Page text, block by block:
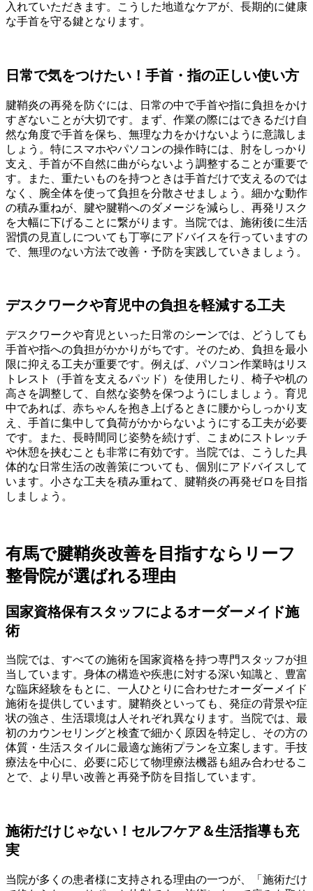
入れていただきます。こうした地道なケアが、長期的に健康
な手首を守る鍵となります。
日常で気をつけたい！手首・指の正しい使い方
腱鞘炎の再発を防ぐには、日常の中で手首や指に負担をかけ
すぎないことが大切です。まず、作業の際にはできるだけ自
然な角度で手首を保ち、無理な力をかけないように意識しま
しょう。特にスマホやパソコンの操作時には、肘をしっかり
支え、手首が不自然に曲がらないよう調整することが重要で
す。また、重たいものを持つときは手首だけで支えるのでは
なく、腕全体を使って負担を分散させましょう。細かな動作
の積み重ねが、腱や腱鞘へのダメージを減らし、再発リスク
を大幅に下げることに繋がります。当院では、施術後に生活
習慣の見直しについても丁寧にアドバイスを行っていますの
で、無理のない方法で改善・予防を実践していきましょう。
デスクワークや育児中の負担を軽減する工夫
デスクワークや育児といった日常のシーンでは、どうしても
手首や指への負担がかかりがちです。そのため、負担を最小
限に抑える工夫が重要です。例えば、パソコン作業時はリス
トレスト（手首を支えるパッド）を使用したり、椅子や机の
高さを調整して、自然な姿勢を保つようにしましょう。育児
中であれば、赤ちゃんを抱き上げるときに腰からしっかり支
え、手首に集中して負荷がかからないようにする工夫が必要
です。また、長時間同じ姿勢を続けず、こまめにストレッチ
や休憩を挟むことも非常に有効です。当院では、こうした具
体的な日常生活の改善策についても、個別にアドバイスして
います。小さな工夫を積み重ねて、腱鞘炎の再発ゼロを目指
しましょう。
有馬で腱鞘炎改善を目指すならリーフ
整骨院が選ばれる理由
国家資格保有スタッフによるオーダーメイド施
術
当院では、すべての施術を国家資格を持つ専門スタッフが担
当しています。身体の構造や疾患に対する深い知識と、豊富
な臨床経験をもとに、一人ひとりに合わせたオーダーメイド
施術を提供しています。腱鞘炎といっても、発症の背景や症
状の強さ、生活環境は人それぞれ異なります。当院では、最
初のカウンセリングと検査で細かく原因を特定し、その方の
体質・生活スタイルに最適な施術プランを立案します。手技
療法を中心に、必要に応じて物理療法機器も組み合わせるこ
とで、より早い改善と再発予防を目指しています。
施術だけじゃない！セルフケア＆生活指導も充
実
当院が多くの患者様に支持される理由の一つが、「施術だけ